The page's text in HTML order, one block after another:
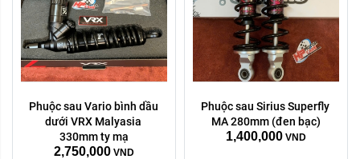
Phuộc sau Vario bình dầu
dưới VRX Malyasia
330mm ty mạ
2,750,000 VND
Phuộc sau Sirius Superfly
MA 280mm (đen bạc)
1,400,000 VND
màu sắc:
Tím xanh
bạc